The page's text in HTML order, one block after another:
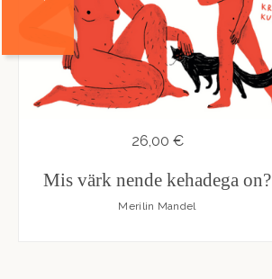
26,00 €
Mis värk nende kehadega on?
Merilin Mandel